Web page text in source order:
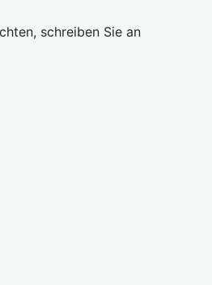
schreiben Sie an